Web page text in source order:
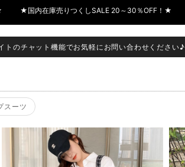
★国内在庫売りつくしSALE 20～30％OFF！★
トのチャット機能でお気軽にお問い合わせください♪
スーツ